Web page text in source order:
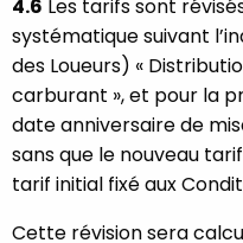
4.6 Les tarifs sont
systématique suivant
des Loueurs) «
carburant », et pour la
date anniversaire de
sans que le nouveau
tarif initial fixé aux
Cette révision sera